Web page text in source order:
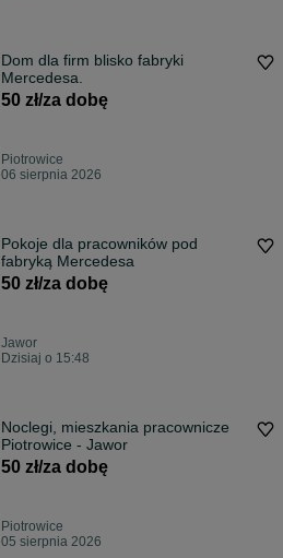
Dom dla firm blisko fabryki
Mercedesa.
50 zł/za dobę
Piotrowice
06 sierpnia 2026
Pokoje dla pracowników pod
fabryką Mercedesa
50 zł/za dobę
Jawor
Dzisiaj o 15:48
Noclegi, mieszkania pracownicze
Piotrowice - Jawor
50 zł/za dobę
Piotrowice
05 sierpnia 2026